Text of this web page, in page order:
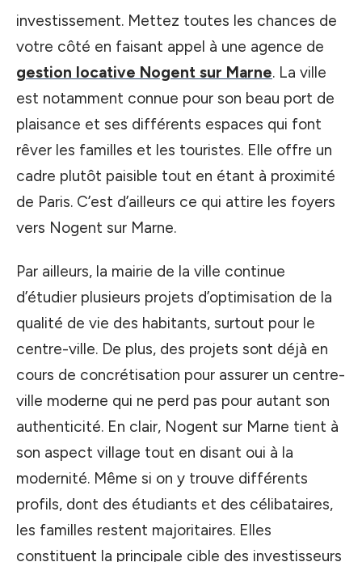
investissement. Mettez toutes les chances de
votre côté en faisant appel à une agence de
gestion locative Nogent sur Marne. La ville
est notamment connue pour son beau port de
plaisance et ses différents espaces qui font
rêver les familles et les touristes. Elle offre un
cadre plutôt paisible tout en étant à proximité
de Paris. C’est d’ailleurs ce qui attire les foyers
vers Nogent sur Marne.
Par ailleurs, la mairie de la ville continue
d’étudier plusieurs projets d’optimisation de la
qualité de vie des habitants, surtout pour le
centre-ville. De plus, des projets sont déjà en
cours de concrétisation pour assurer un centre-
ville moderne qui ne perd pas pour autant son
authenticité. En clair, Nogent sur Marne tient à
son aspect village tout en disant oui à la
modernité. Même si on y trouve différents
profils, dont des étudiants et des célibataires,
les familles restent majoritaires. Elles
constituent la principale cible des investisseurs